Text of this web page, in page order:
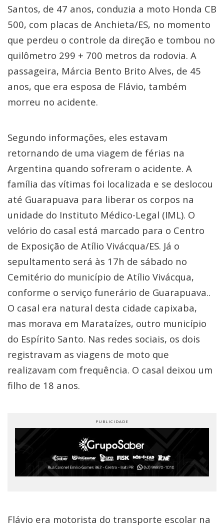
Santos, de 47 anos, conduzia a moto Honda CB
500, com placas de Anchieta/ES, no momento
que perdeu o controle da direção e tombou no
quilômetro 299 + 700 metros da rodovia. A
passageira, Márcia Bento Brito Alves, de 45
anos, que era esposa de Flávio, também
morreu no acidente.
Segundo informações, eles estavam
retornando de uma viagem de férias na
Argentina quando sofreram o acidente. A
família das vítimas foi localizada e se deslocou
até Guarapuava para liberar os corpos na
unidade do Instituto Médico-Legal (IML). O
velório do casal está marcado para o Centro
de Exposição de Atílio Vivácqua/ES. Já o
sepultamento será às 17h de sábado no
Cemitério do município de Atílio Vivácqua,
conforme o serviço funerário de Guarapuava..
O casal era natural desta cidade capixaba,
mas morava em Marataízes, outro município
do Espírito Santo. Nas redes sociais, os dois
registravam as viagens de moto que
realizavam com frequência. O casal deixou um
filho de 18 anos.
Flávio era motorista do transporte escolar na